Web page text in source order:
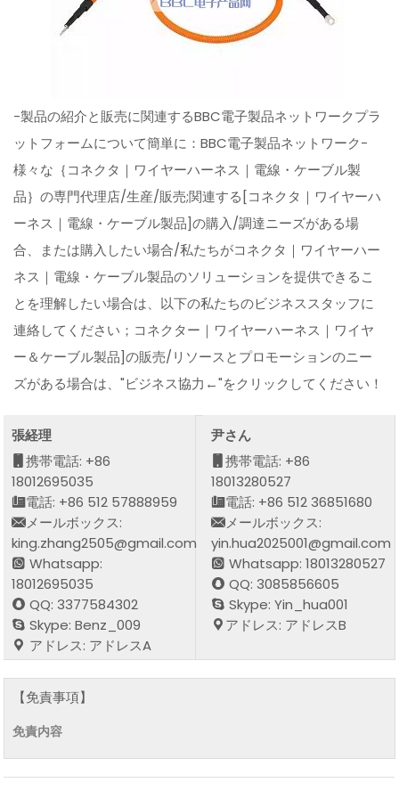
-製品の紹介と販売に関連するBBC電子製品ネットワークプラ
ットフォームについて簡単に：BBC電子製品ネットワーク-
様々な｛コネクタ｜ワイヤーハーネス｜電線・ケーブル製
品｝の専門代理店/生産/販売;関連する[コネクタ｜ワイヤーハ
ーネス｜電線・ケーブル製品]の購入/調達ニーズがある場
合、または購入したい場合/私たちがコネクタ｜ワイヤーハー
ネス｜電線・ケーブル製品のソリューションを提供できるこ
とを理解したい場合は、以下の私たちのビジネススタッフに
連絡してください；コネクター｜ワイヤーハーネス｜ワイヤ
ー＆ケーブル製品]の販売/リソースとプロモーションのニー
ズがある場合は、"ビジネス協力←"をクリックしてください！
張経理
携帯電話: +86
18012695035
電話: +86 512 57888959
メールボックス:
king.zhang2505@gmail.com
Whatsapp:
18012695035
QQ: 3377584302
Skype: Benz_009
アドレス: アドレスA
尹さん
携帯電話: +86
18013280527
電話: +86 512 36851680
メールボックス:
yin.hua2025001@gmail.com
Whatsapp: 18013280527
QQ: 3085856605
Skype: Yin_hua001
アドレス: アドレスB
【免責事項】
免責内容